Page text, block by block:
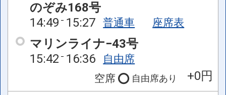
のぞみ168号
14:49 15:27 普通車 座席表
マリンライナ−43号
15:42 16:36
自由席
空席
自由席あり
+0円